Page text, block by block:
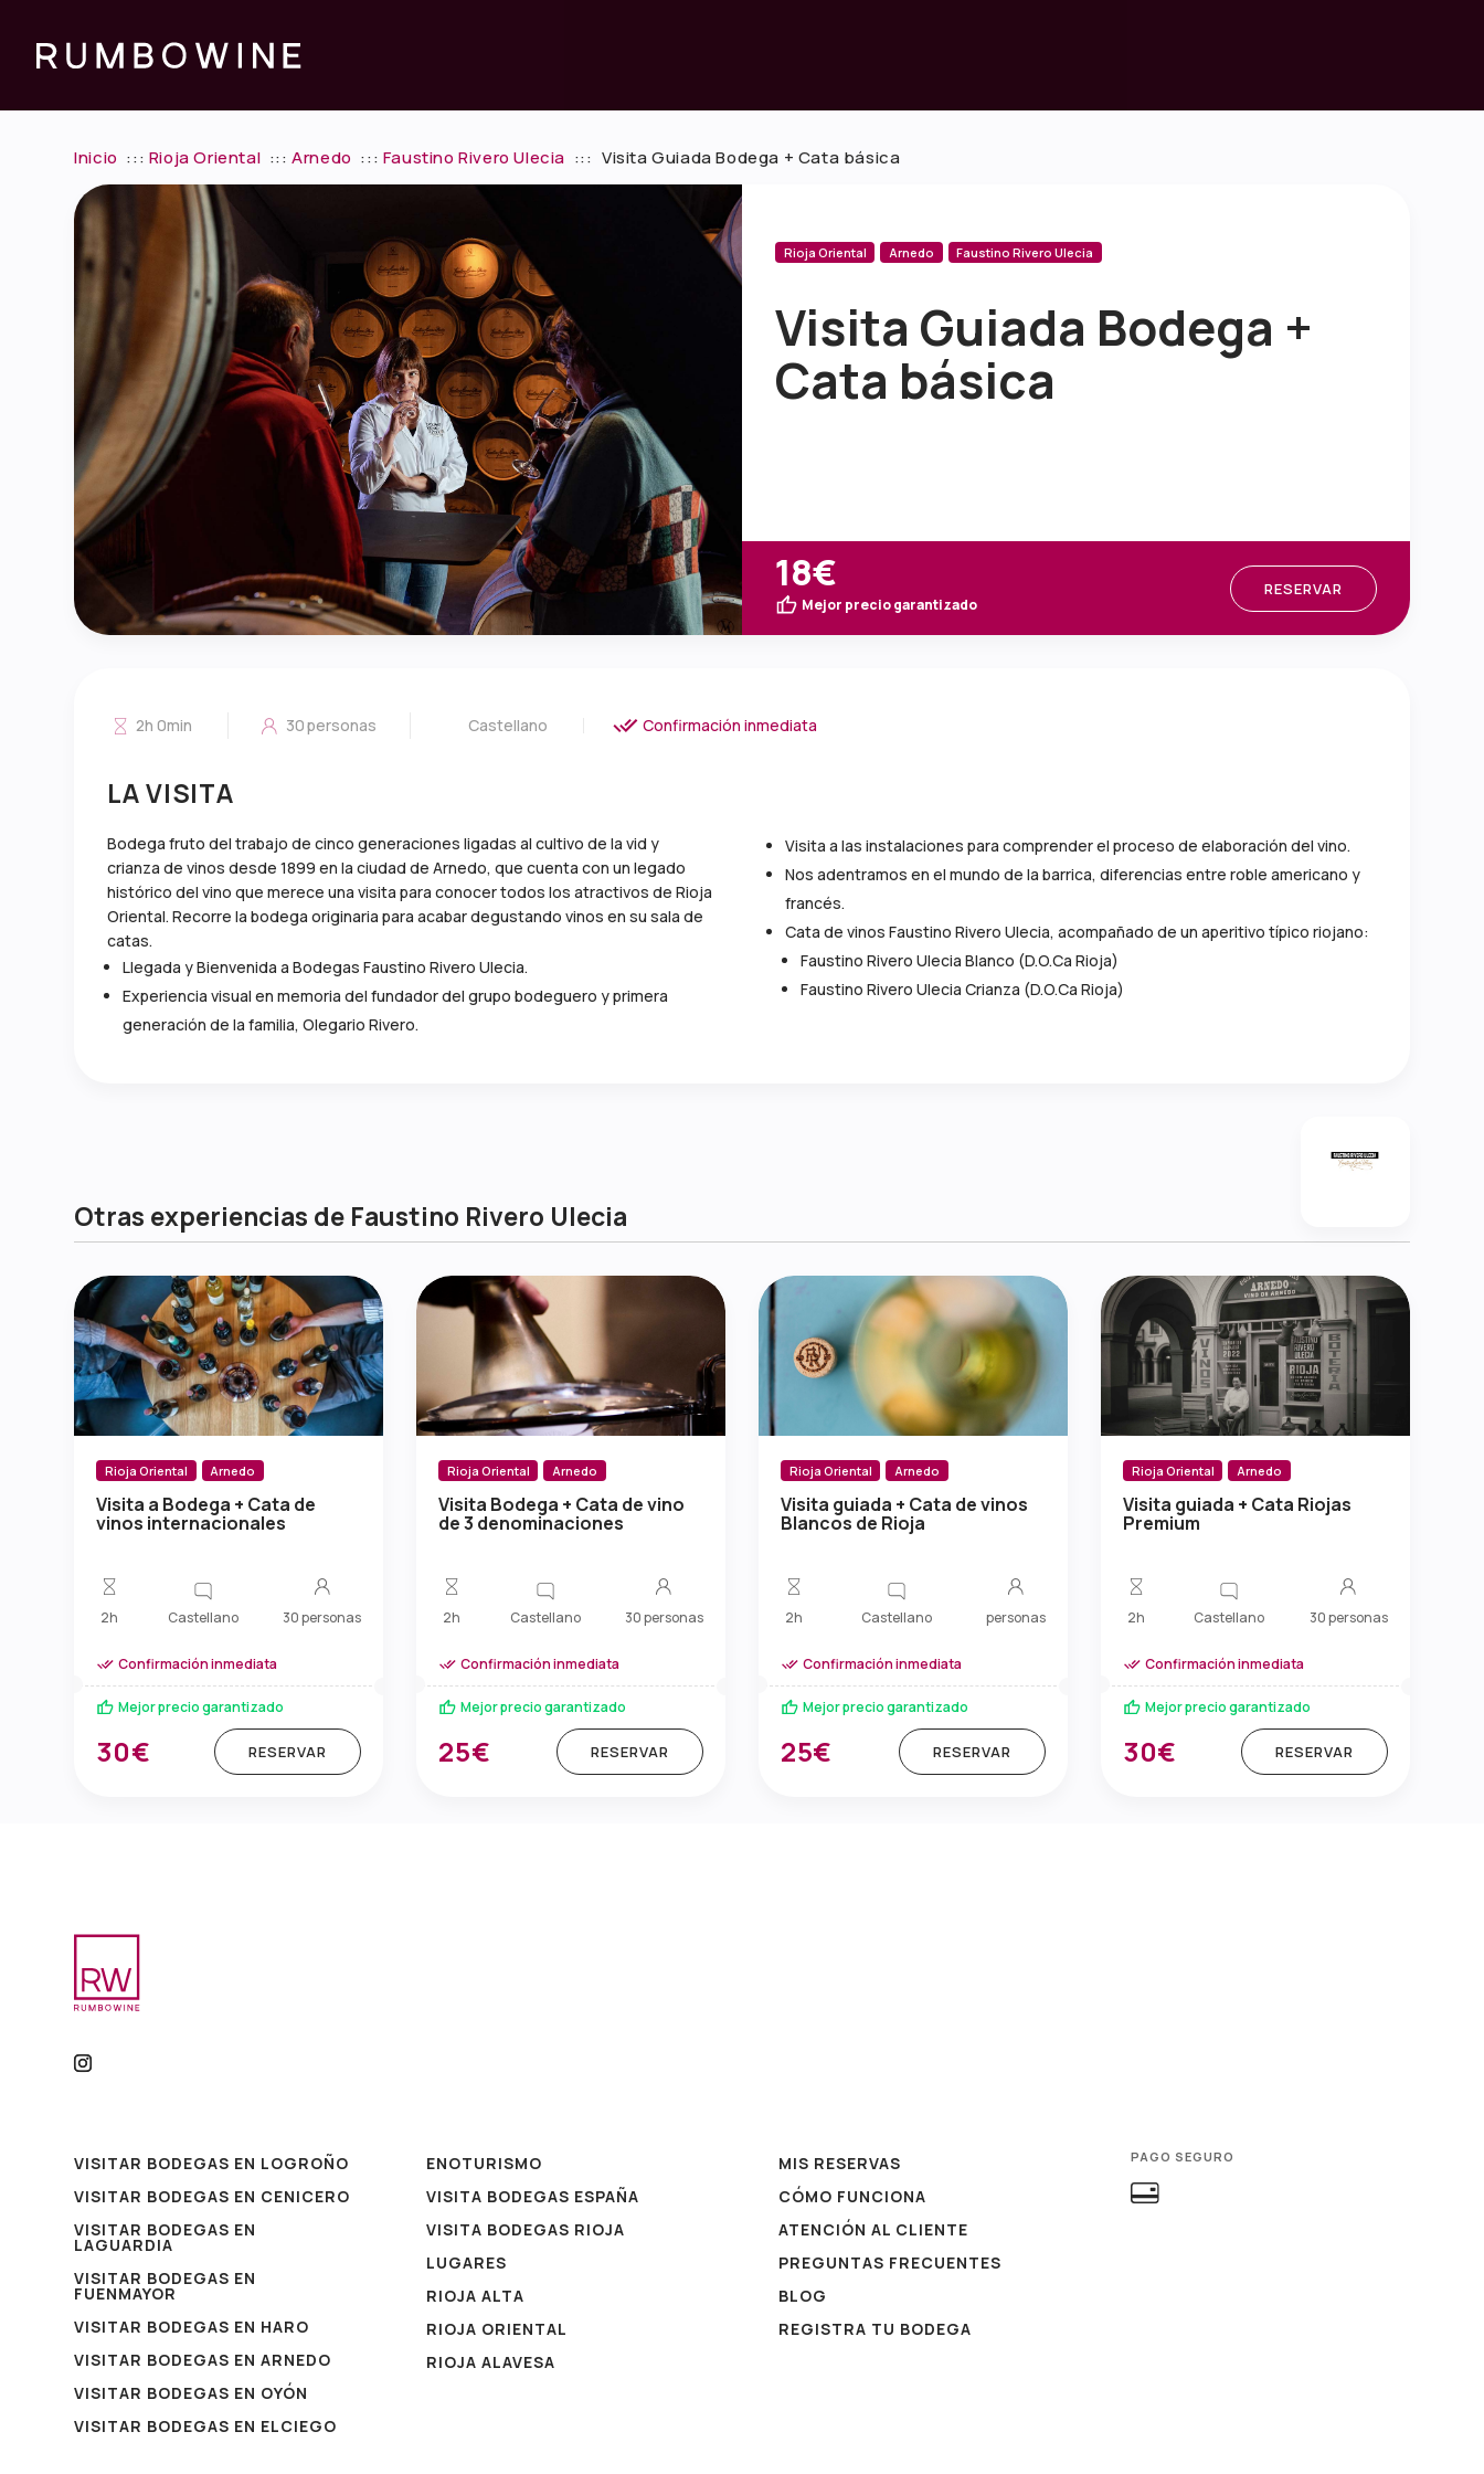
Inicio ::: Rioja Oriental :::Arnedo ::: Faustino Rivero Ulecia ::: Visita Guiada Bodega + Cata básica
Rioja Oriental Arnedo Faustino Rivero Ulecia
Visita Guiada Bodega +
Cata básica
18€
Mejor precio garantizado
RESERVAR
2h 0min 30personas Castellano Confirmación inmediata
LA VISITA
Bodega fruto del trabajo de cinco generaciones ligadas al cultivo de la vid y
crianza de vinos desde 1899 en la ciudad de Arnedo, que cuenta con un legado
histórico del vino que merece una visita para conocer todos los atractivos de Rioja
Oriental. Recorre la bodega originaria para acabar degustando vinos en su sala de
catas.
Llegada y Bienvenida a Bodegas Faustino Rivero Ulecia.
Experiencia visual en memoria del fundador del grupo bodeguero y primera
generación de la familia, Olegario Rivero.
Visita a las instalaciones para comprender el proceso de elaboración del vino.
Nos adentramos en el mundo de la barrica, diferencias entre roble americano y
francés.
Cata de vinos Faustino Rivero Ulecia, acompañado de un aperitivo típico riojano:
Faustino Rivero Ulecia Blanco (D.O.Ca Rioja)
Faustino Rivero Ulecia Crianza (D.O.Ca Rioja)
Otras experiencias de Faustino Rivero Ulecia
Rioja Oriental Arnedo
Visita a Bodega + Cata de
vinos internacionales
2h Castellano 30 personas
Confirmación inmediata
Mejor precio garantizado
30€ RESERVAR
Rioja Oriental Arnedo
Visita Bodega + Cata de vino
de 3 denominaciones
2h Castellano 30 personas
Confirmación inmediata
Mejor precio garantizado
25€ RESERVAR
Rioja Oriental Arnedo
Visita guiada + Cata de vinos
Blancos de Rioja
2h Castellano personas
Confirmación inmediata
Mejor precio garantizado
25€ RESERVAR
Rioja Oriental Arnedo
Visita guiada + Cata Riojas
Premium
2h Castellano 30 personas
Confirmación inmediata
Mejor precio garantizado
30€ RESERVAR
VISITAR BODEGAS EN LOGROÑO
VISITAR BODEGAS EN CENICERO
VISITAR BODEGAS EN
LAGUARDIA
VISITAR BODEGAS EN
FUENMAYOR
VISITAR BODEGAS EN HARO
VISITAR BODEGAS EN ARNEDO
VISITAR BODEGAS EN OYÓN
VISITAR BODEGAS EN ELCIEGO
ENOTURISMO
VISITA BODEGAS ESPAÑA
VISITA BODEGAS RIOJA
LUGARES
RIOJA ALTA
RIOJA ORIENTAL
RIOJA ALAVESA
MIS RESERVAS
CÓMO FUNCIONA
ATENCIÓN AL CLIENTE
PREGUNTAS FRECUENTES
BLOG
REGISTRA TU BODEGA
PAGO SEGURO